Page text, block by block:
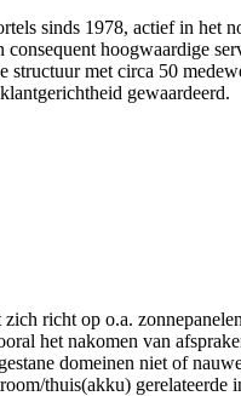
sinds 1978, actief in het
hoogwaardige
met circa 50
gewaardeerd.
richt op o.a.
het nakomen van
domeinen niet of
thuis(akku) gerelateerde